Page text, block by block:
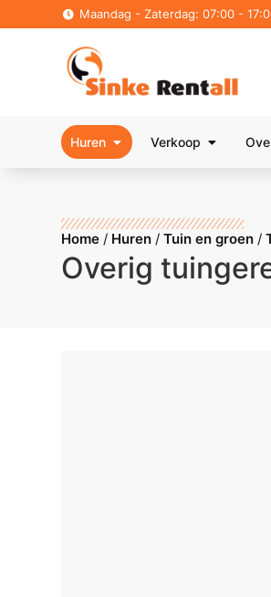
Maandag - Zaterdag: 07:00 -
Huren Verkoop
Home / Huren /Tuin en groen /
Overig